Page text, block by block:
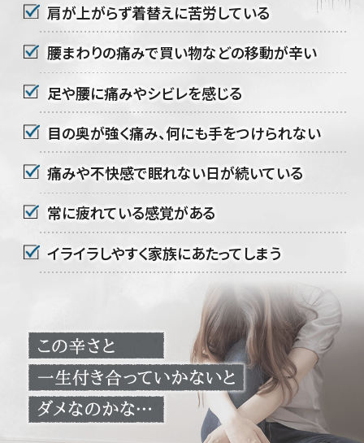
肩が上がらず着替えに苦労している
腰まわりの痛みで買い物などの移動が辛い
足や腰に痛みやシビレを感じる
目の奥が強く痛み、何にも手をつけられない
痛みや不快感で眠れない日が続いている
常に疲れている感覚がある
イライラしやすく家族にあたってしまう